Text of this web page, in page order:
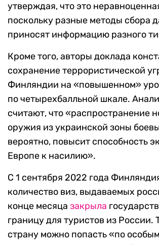
утверждая, что это
поскольку разные методы сбора
приносят информацию разного
Кроме того, авторы доклада
сохранение террористической
Финляндии на «повышенном»
по четырехбалльной шкале.
считают, что «распространение
оружия из украинской зоны
вероятно, повысит способность
Европе к насилию».
С 1 сентября 2022 года
количество виз, выдаваемых
конце месяца закрыла
границу для туристов из России.
страну можно попасть «по